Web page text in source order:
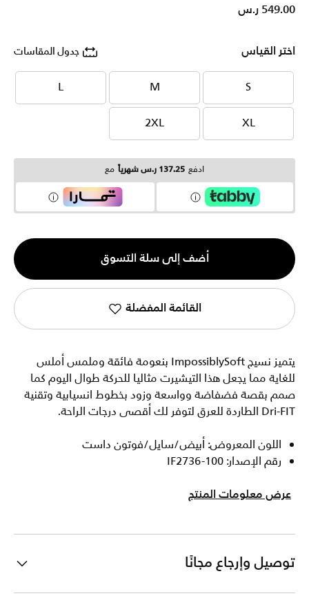
549.00 ر.س
اختر القياس جدول المقاسات
S
S
M
M
L
L
XL
XL
2XL
2XL
ادفع 137.25 ر.س شهرياً مع
الكمية
1
أضف إلى سلة التسوق
القائمة المفضلة
يتميز نسيج ImpossiblySoft بنعومة فائقة وملمس أملس
للغاية مما يجعل هذا التيشيرت مثاليا للحركة طوال اليوم كما
صمم بقصة فضفاضة وواسعة وزود بخطوط انسيابية وتقنية
Dri-FIT الطاردة للعرق لتوفر لك أقصى درجات الراحة.
اللون المعروض: أبيض/سايل/فوتون داست
رقم الإصدار: IF2736-100
عرض معلومات المنتج
توصيل وإرجاع مجانًا